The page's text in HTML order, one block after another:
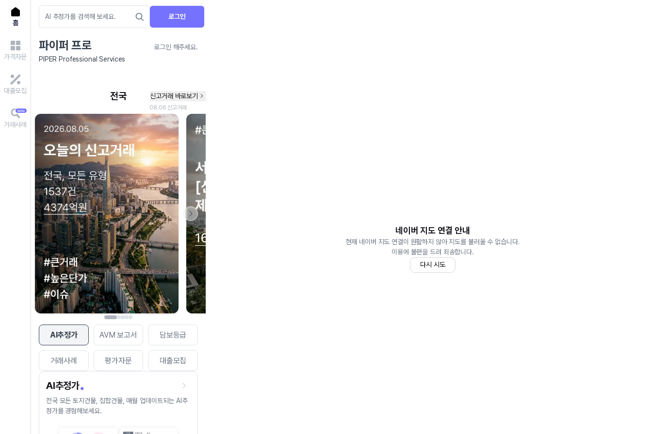
홈
가격자문
대출모집
거래사례
로그인
파이퍼 프로
로그인 해주세요.
PIPER Professional Services
AI추정가 AVM 보고서 담보등급
거래사례 평가자문 대출모집
AI추정가
전국 모든 토지건물, 집합건물, 매월 업데이트되는 AI추
정가를 경험해보세요.
네이버 지도 연결 안내
현재 네이버 지도 연결이 원활하지 않아 지도를 불러올 수 없습니다.
이용에 불편을 드려 죄송합니다.
다시 시도